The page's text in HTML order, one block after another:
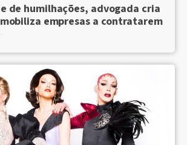
de humilhações, advogada cria
empresas a contratarem